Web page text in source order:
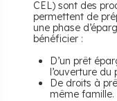
CEL) sont des
permettent de
une phase
bénéficier :
D’un prêt
l’ouverture du
De droits à
même famille.